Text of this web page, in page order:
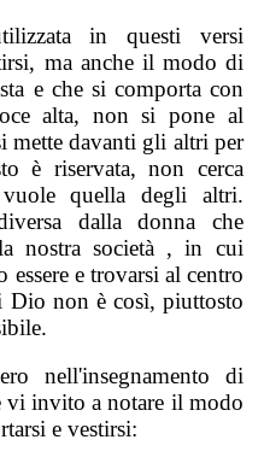
in questi versi
ma anche il modo di
e che si comporta con
alta, non si pone al
mette davanti gli altri per
è riservata, non cerca
quella degli altri.
dalla donna che
nostra società , in cui
essere e trovarsi al centro
Dio non è così, piuttosto
nell'insegnamento di
vi invito a notare il modo
e vestirsi: